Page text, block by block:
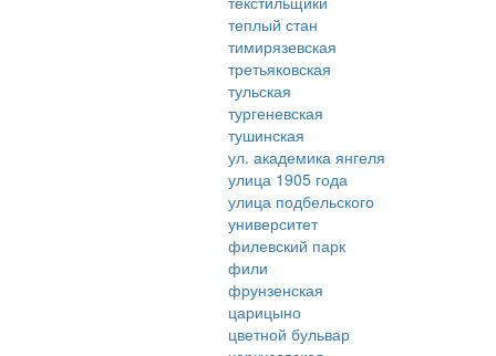
теплый стан
тимирязевская
третьяковская
тульская
тургеневская
тушинская
ул. академика янгеля
улица 1905 года
улица подбельского
университет
филевский парк
фили
фрунзенская
царицыно
цветной бульвар